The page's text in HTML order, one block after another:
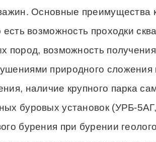
Основные преимущества
возможность проходки
пород, возможность
природного сложения
наличие крупного парка
буровых установок (УРБ-
бурения при бурении